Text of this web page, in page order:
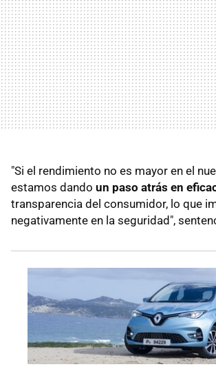
"Si el rendimiento no es mayor en el
estamos dando un paso atrás en
transparencia del consumidor, lo que
negativamente en la seguridad",